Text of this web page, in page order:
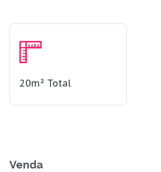
20m² Total
Venda